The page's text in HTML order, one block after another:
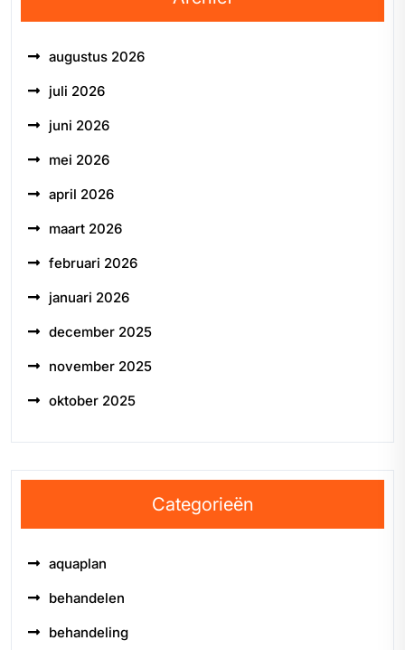
augustus 2026
juli 2026
juni 2026
mei 2026
april 2026
maart 2026
februari 2026
januari 2026
december 2025
november 2025
oktober 2025
Categorieën
aquaplan
behandelen
behandeling